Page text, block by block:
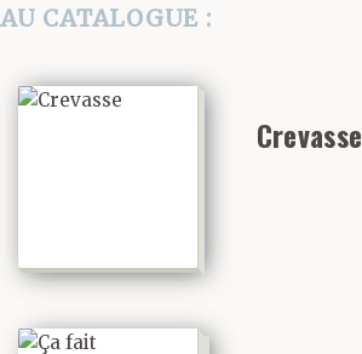
AU CATALOGUE :
Crevasse